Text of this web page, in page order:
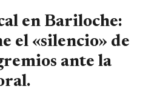
en Bariloche:
el «silencio» de
ante la